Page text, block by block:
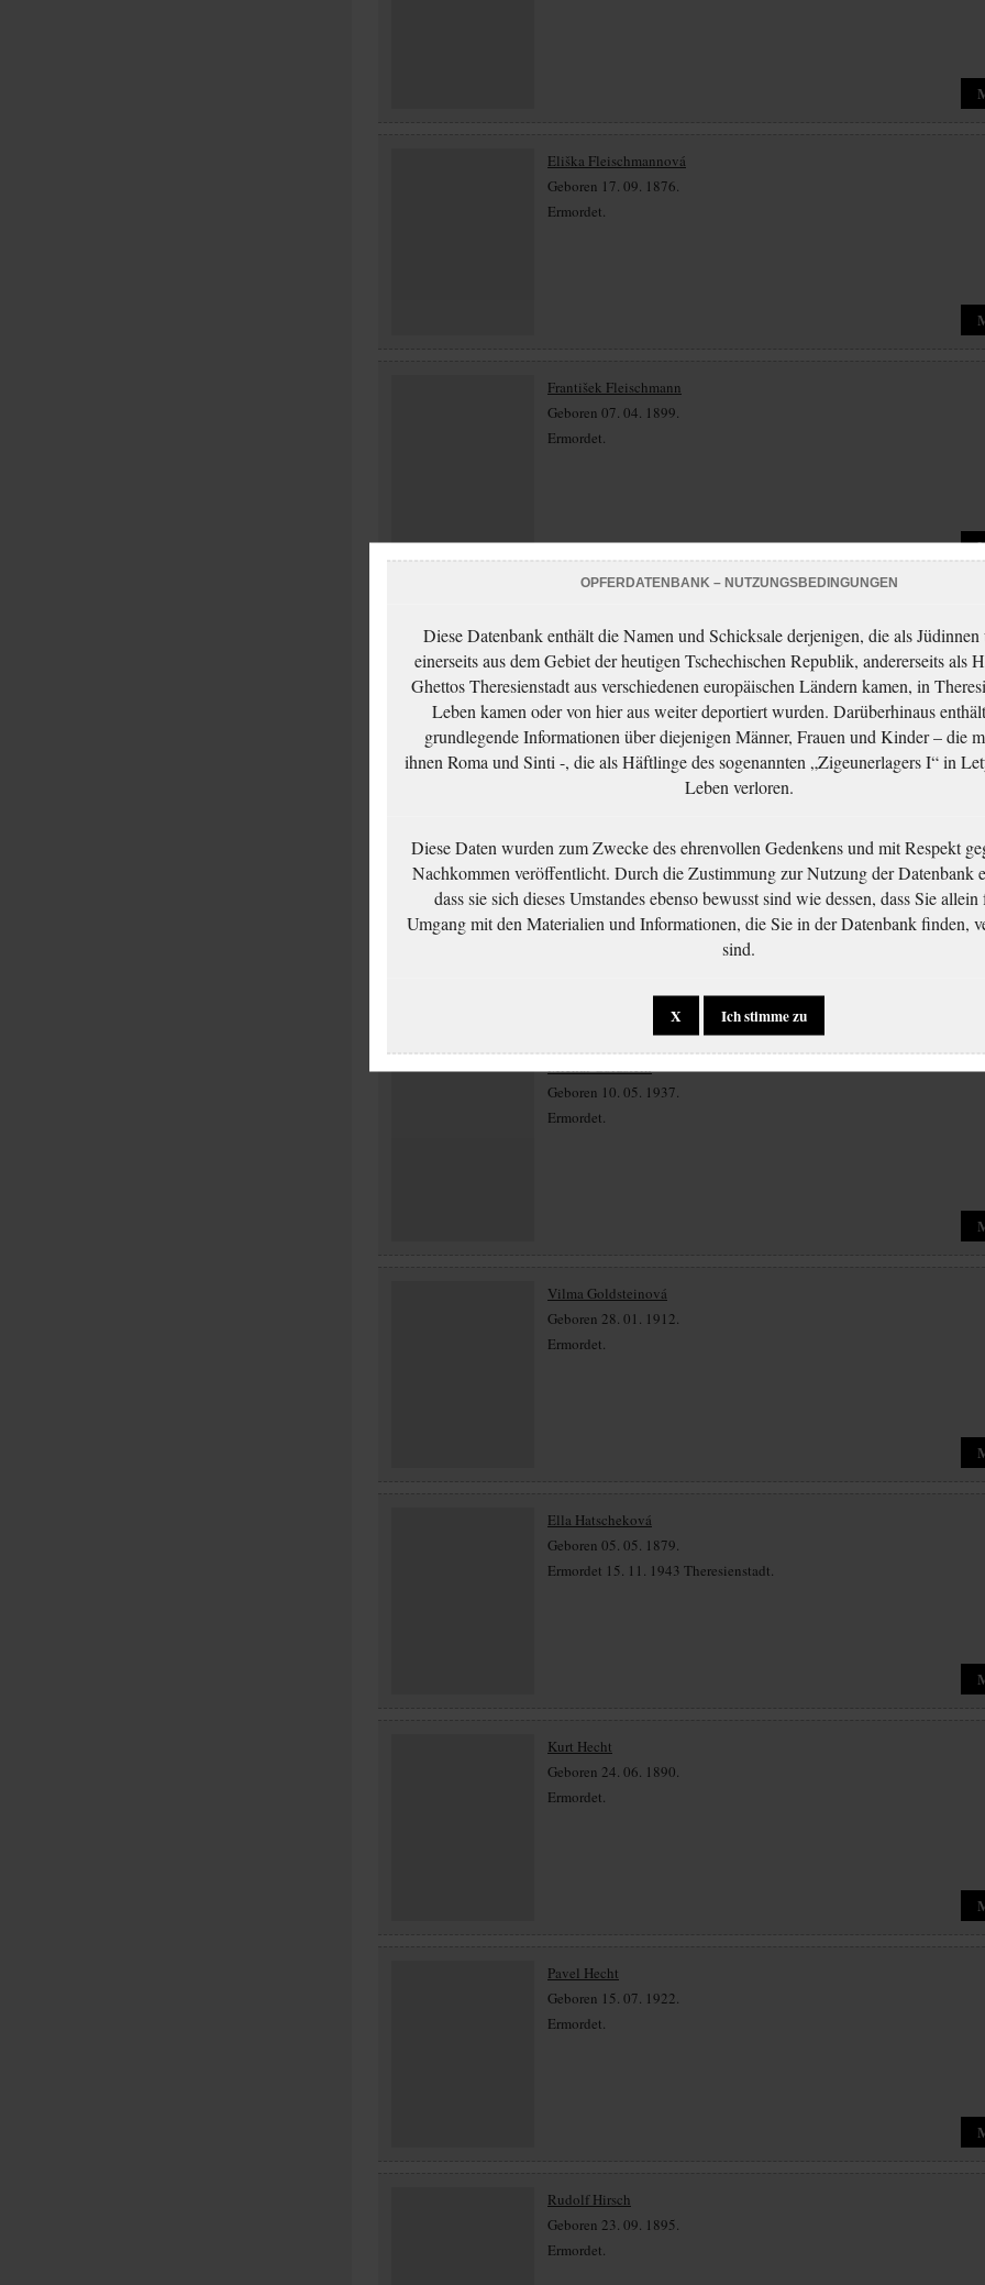
Eliška Fleischmannová
Geboren 17. 09. 1876.
Ermordet.
František Fleischmann
Geboren 07. 04. 1899.
Ermordet.
Geboren 20. 07. 1900.
Ermordet.
Eva Goldsteinová
Geboren 10. 10. 1933.
Ermordet.
Michal Goldstein
Geboren 10. 05. 1937.
Ermordet.
Vilma Goldsteinová
Geboren 28. 01. 1912.
Ermordet.
Ella Hatscheková
Geboren 05. 05. 1879.
Ermordet 15. 11. 1943 Theresienstadt.
Kurt Hecht
Geboren 24. 06. 1890.
Ermordet.
Pavel Hecht
Geboren 15. 07. 1922.
Ermordet.
Rudolf Hirsch
Geboren 23. 09. 1895.
Ermordet.
OPFERDATENBANK – NUTZUNGSBEDINGUNGEN
Diese Datenbank enthält die Namen und Schicksale derjenigen, die als Jüdinnen
einerseits aus dem Gebiet der heutigen Tschechischen Republik, andererseits als
Ghettos Theresienstadt aus verschiedenen europäischen Ländern kamen, in
Leben kamen oder von hier aus weiter deportiert wurden. Darüberhinaus
grundlegende Informationen über diejenigen Männer, Frauen und Kinder – die
ihnen Roma und Sinti -, die als Häftlinge des sogenannten „Zigeunerlagers I“ in
Leben verloren.
Diese Daten wurden zum Zwecke des ehrenvollen Gedenkens und mit Respekt
Nachkommen veröffentlicht. Durch die Zustimmung zur Nutzung der Datenbank
dass sie sich dieses Umstandes ebenso bewusst sind wie dessen, dass Sie
Umgang mit den Materialien und Informationen, die Sie in der Datenbank finden,
sind.
X Ich stimme zu